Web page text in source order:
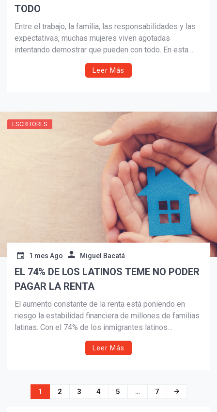
TODO
Entre el trabajo, la familia, las responsabilidades y las
expectativas, muchas mujeres viven agotadas
intentando demostrar que pueden con todo. En esta
reflexión íntima y honesta, la autora explora el peso
emocional del perfeccionismo, el insomnio y la
Leer Más
ESCRITORES
1 mes Ago Miguel Bacatá
EL 74% DE LOS LATINOS TEME NO PODER
PAGAR LA RENTA
El aumento constante de la renta está poniendo en
riesgo la estabilidad financiera de millones de familias
latinas. Con el 74% de los inmigrantes latinos
preocupados por no poder cubrir sus gastos de
vivienda, este artículo ofrece estrategias prácticas para
Leer Más
Navegación
1 2 3 4 5 … 7